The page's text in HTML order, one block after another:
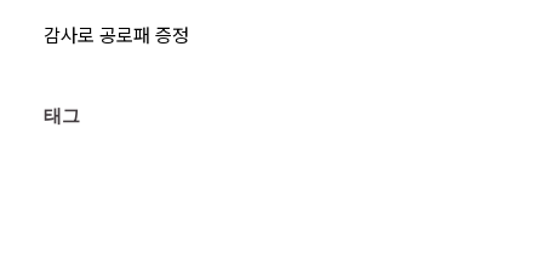
감사로 공로패 증정
태그